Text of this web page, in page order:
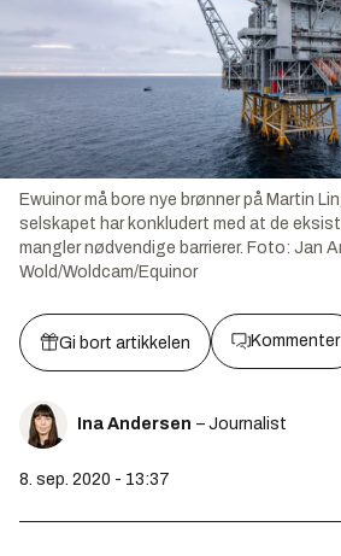
Ewuinor må bore nye brønner på Martin
selskapet har konkludert med at de
mangler nødvendige barrierer. Foto: Jan
Wold/Woldcam/Equinor
Gi bort artikkelen Kommenter
Ina Andersen – Journalist
8. sep. 2020 - 13:37